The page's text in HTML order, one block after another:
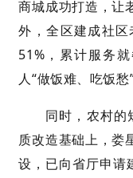
商城成功打造，让
外，全区建成社
51%，累计服务
人“做饭难、吃饭愁
同时，农村的
质改造基础上，娄
设，已向省厅申请